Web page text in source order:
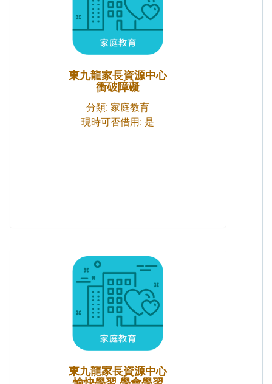
東九龍家長資源中心
衝破障礙
分類: 家庭教育
現時可否借用: 是
東九龍家長資源中心